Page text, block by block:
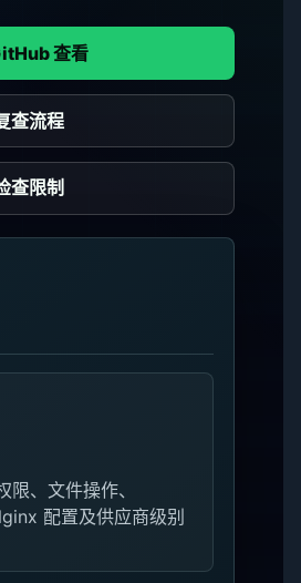
查看
查流程
查限制
、文件操作、
配置及供应商级别